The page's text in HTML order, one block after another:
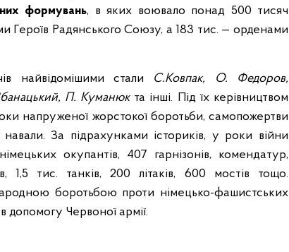
формувань, в яких воювало понад 500 тисяч
Героїв Радянського Союзу, а 183 тис. — орденами
найвідомішими стали С.Ковпак,
О. Федоров,
П. Куманюкта інші. Під їх керівництвом
напруженої жорстокої боротьби, самопожертви
навали. За підрахунками істориків, у роки війни
окупантів, 407 гарнізонів, комендатур,
1,5 тис. танків, 200 літаків, 600 мостів тощо.
боротьбою проти німецько-фашистських
допомогу Червоної армії.